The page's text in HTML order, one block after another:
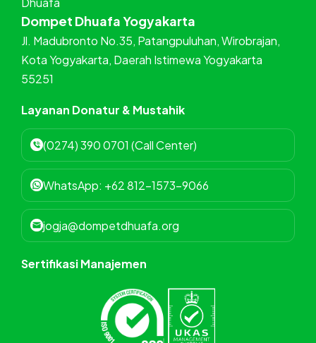
Dompet Dhuafa Yogyakarta
Jl. Madubronto No.35, Patangpuluhan, Wirobrajan,
Kota Yogyakarta, Daerah Istimewa Yogyakarta
55251
Layanan Donatur & Mustahik
(0274) 390 0701 (Call Center)
WhatsApp: +62 812-1573-9066
jogja@dompetdhuafa.org
Sertifikasi Manajemen